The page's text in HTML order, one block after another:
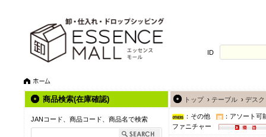
ID
商品検索(在庫確認)
JANコード、商品コード、商品名で検索
トップ› テーブル › デスク
：その他
：アソート可
ファニチャー